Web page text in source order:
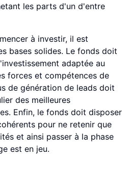
les parts d'un d'entre
à investir, il est
bases solides. Le fonds doit
adaptée au
forces et compétences de
de génération de leads doit
des meilleures
Enfin, le fonds doit disposer
pour ne retenir que
et ainsi passer à la phase
est en jeu.